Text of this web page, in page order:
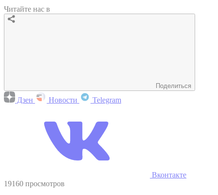
Читайте нас в
Поделиться
Дзен Новости Telegram
Вконтакте
19160 просмотров